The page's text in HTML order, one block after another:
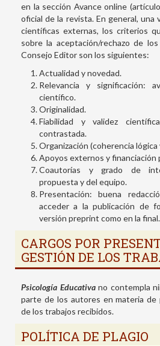
en la sección Avance online
oficial de la revista. En general, una
científicas externas, los criterios
sobre la aceptación/rechazo de
Consejo Editor son los siguientes:
Actualidad y novedad.
Relevancia y significación:
científico.
Originalidad.
Fiabilidad y validez
contrastada.
Organización (coherencia
Apoyos externos y financiación
Coautorías y grado de
propuesta y del equipo.
Presentación: buena
acceder a la publicación de
versión preprint como en la final.
CARGOS POR
GESTIÓN DE LOS
Psicología Educativa no contempla
parte de los autores en materia
de los trabajos recibidos.
POLÍTICA DE PLAGIO